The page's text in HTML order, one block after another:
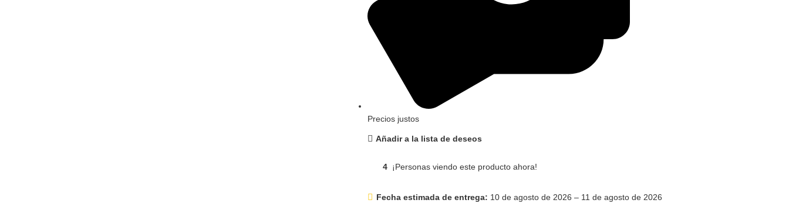
Precios justos
Añadir a la lista de deseos
4 ¡Personas viendo este producto ahora!
Fecha estimada de entrega: 10 de agosto de 2026 – 11 de agosto de 2026